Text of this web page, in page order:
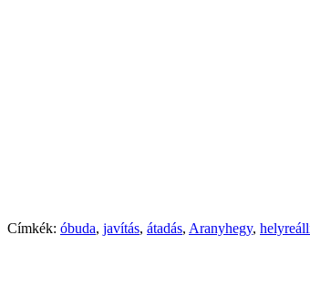
Címkék: óbuda, javítás, átadás, Aranyhegy,